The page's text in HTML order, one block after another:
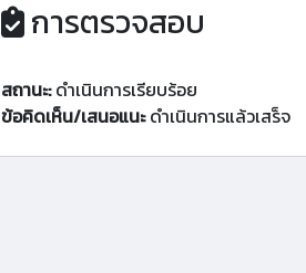
การตรวจสอบ
สถานะ:ดำเนินการเรียบร้อย
ข้อคิดเห็น/เสนอแนะดำเนินการแล้วเสร็จ